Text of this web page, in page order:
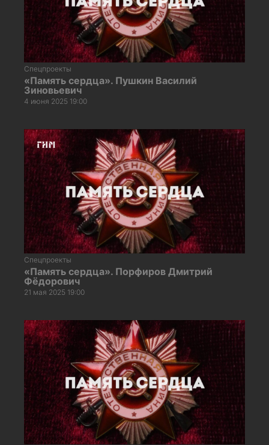
Спецпроекты
«Память сердца». Пушкин Василий
Зиновьевич
4 июня 2025 19:00
Спецпроекты
«Память сердца». Порфиров Дмитрий
Фёдорович
21 мая 2025 19:00